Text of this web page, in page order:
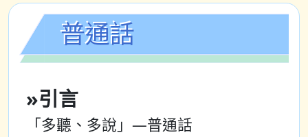
普通話
»引言
「多聽、多說」—普通話